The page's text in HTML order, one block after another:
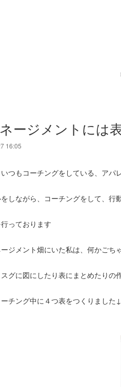
ネージメントには
16:05
つもコーチングをしている、アパ
しながら、コーチングをして、行
っております
ジメント畑にいた私は、何かごち
グに図にしたり表にまとめたりの
チング中に４つ表をつくりました↓